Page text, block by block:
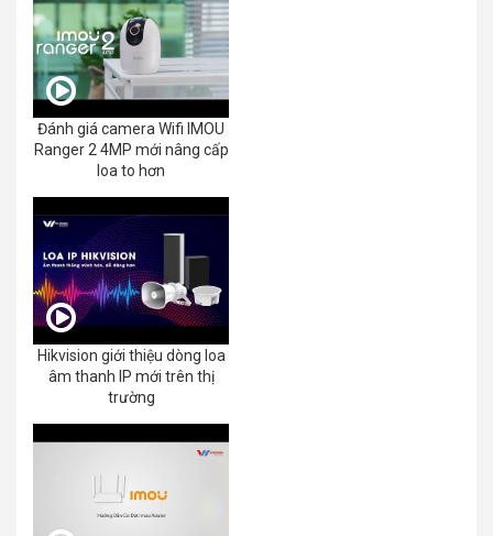
Đánh giá camera Wifi IMOU
Ranger 2 4MP mới nâng cấp
loa to hơn
Hikvision giới thiệu dòng loa
âm thanh IP mới trên thị
trường